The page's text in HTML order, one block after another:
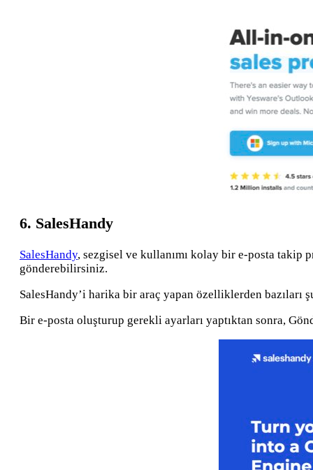
6. SalesHandy
SalesHandy, sezgisel ve kullanımı kolay bir e-posta takip
gönderebilirsiniz.
SalesHandy’i harika bir araç yapan özelliklerden
Bir e-posta oluşturup gerekli ayarları yaptıktan sonra,